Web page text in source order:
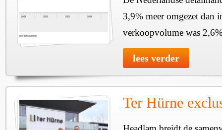
3,9% meer omgezet dan
verkoopvolume was
lees verder
Ter Hürne